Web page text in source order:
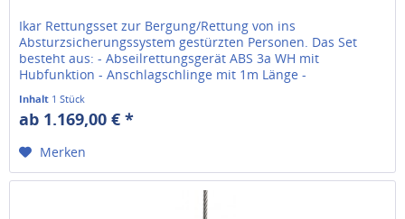
Ikar Rettungsset zur Bergung/Rettung von ins
Absturzsicherungssystem gestürzten Personen. Das Set
besteht aus: - Abseilrettungsgerät ABS 3a WH mit
Hubfunktion - Anschlagschlinge mit 1m Länge -
Inhalt 1 Stück
ab 1.169,00 € *
Merken